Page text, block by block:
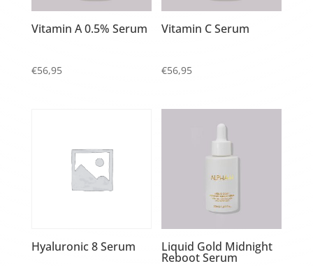
Vitamin A 0.5% Serum
€56,95
Vitamin C Serum
€56,95
Hyaluronic 8 Serum Liquid Gold Midnight
Reboot Serum